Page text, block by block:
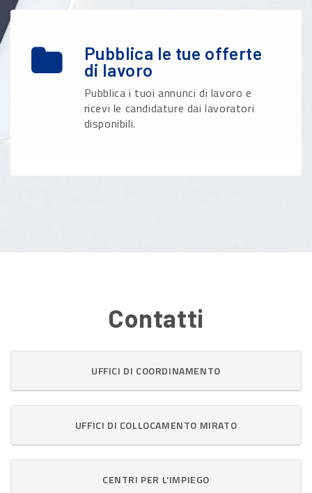
Pubblica le tue offerte
di lavoro
Pubblica i tuoi annunci di lavoro e
ricevi le candidature dai lavoratori
disponibili.
Contatti
UFFICI DI COORDINAMENTO
UFFICI DI COLLOCAMENTO MIRATO
CENTRI PER L'IMPIEGO